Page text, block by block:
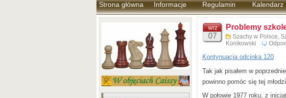
Strona główna Informacje Regulamin
komentarzy
Kalendarz
wrz
07
Problemy
Szachy w Polsce,
Konikowski
Kontynuacja odcinka 120
Tak jak pisałem w
powinno pomóc się tej
W połowie 1977 roku, z